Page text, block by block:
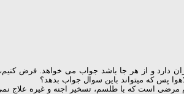
دارد و از هر جا باشد جواب می خواهد. فرض
پس که میتواند باین سوال جواب بدهد؟
مرضی است که با طلسم، تسخیر اجنه و غیره علاج